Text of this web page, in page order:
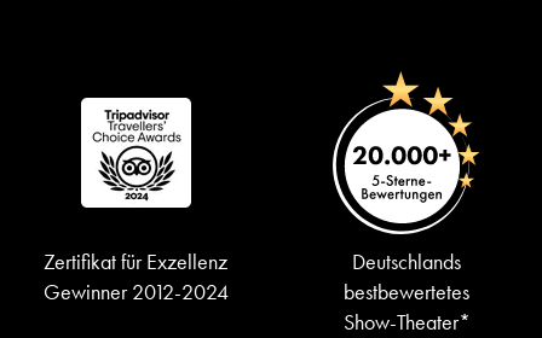
Zertifikat für Exzellenz
Gewinner 2012-2024
Deutschlands
bestbewertetes
Show-Theater*